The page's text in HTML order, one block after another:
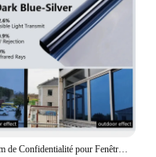
Film de Confidentialité pour Fenêtre de Maison, Autocollants Miroir Anti-Regard, Feuille de Verre Unidirectionnelle, Outil d'Écran de Teinte en Vinyle pour Fenêtre de Voiture